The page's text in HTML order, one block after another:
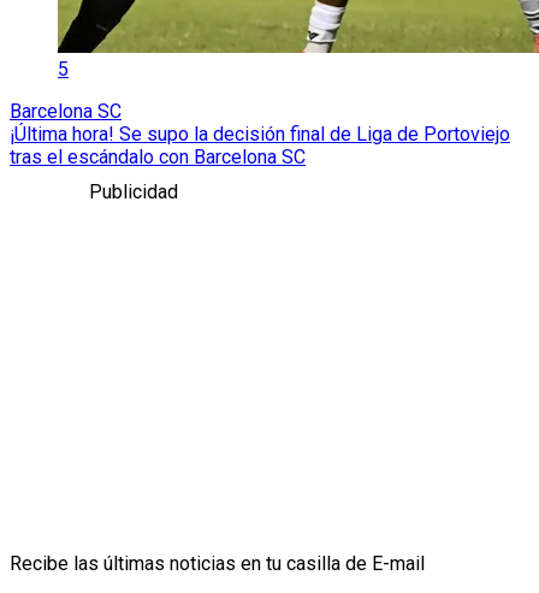
5
Barcelona SC
¡Última hora! Se supo la decisión final de Liga de Portoviejo
tras el escándalo con Barcelona SC
Publicidad
Recibe las últimas noticias en tu casilla de E-mail